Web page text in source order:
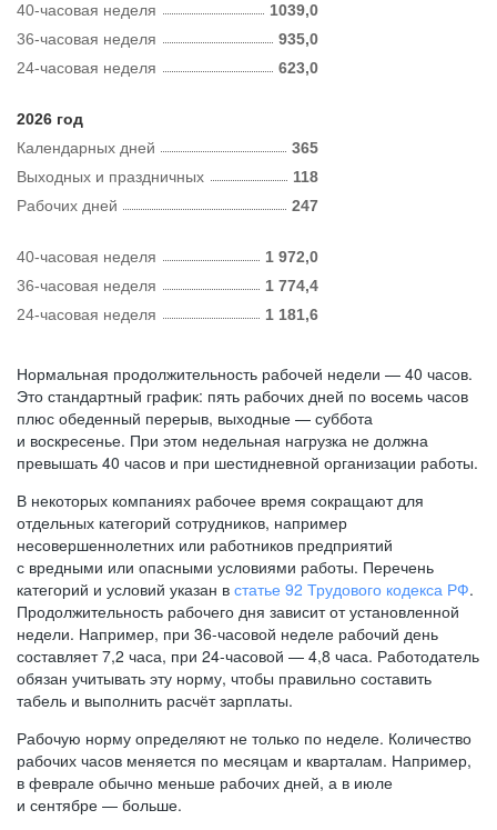
40-часовая неделя
1039,0
36-часовая неделя
935,0
24-часовая неделя
623,0
2026 год
Календарных дней
365
Рабочих дней 247
Выходных и праздничных 118
40-часовая неделя
1 972,0
36-часовая неделя
1 774,4
24-часовая неделя
1 181,6
Нормальная продолжительность рабочей недели — 40 часов.
Это стандартный график: пять рабочих дней по восемь часов
плюс обеденный перерыв, выходные — суббота
и воскресенье. При этом недельная нагрузка не должна
превышать 40 часов и при шестидневной организации работы.
В некоторых компаниях рабочее время сокращают для
отдельных категорий сотрудников, например
несовершеннолетних или работников предприятий
с вредными или опасными условиями работы. Перечень
категорий и условий указан в статье 92 Трудового кодекса РФ.
Продолжительность рабочего дня зависит от установленной
недели. Например, при 36-часовой неделе рабочий день
составляет 7,2 часа, при 24-часовой — 4,8 часа. Работодатель
обязан учитывать эту норму, чтобы правильно составить
табель и выполнить расчёт зарплаты.
Рабочую норму определяют не только по неделе. Количество
рабочих часов меняется по месяцам и кварталам. Например,
в феврале обычно меньше рабочих дней, а в июле
и сентябре — больше.